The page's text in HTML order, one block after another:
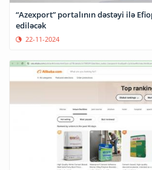
“Azexport” portalının dəstəyi ilə
ediləcək
22-11-2024